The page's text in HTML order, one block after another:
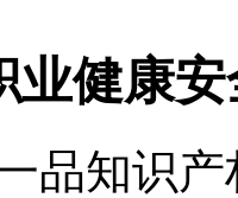
业健康
品知识